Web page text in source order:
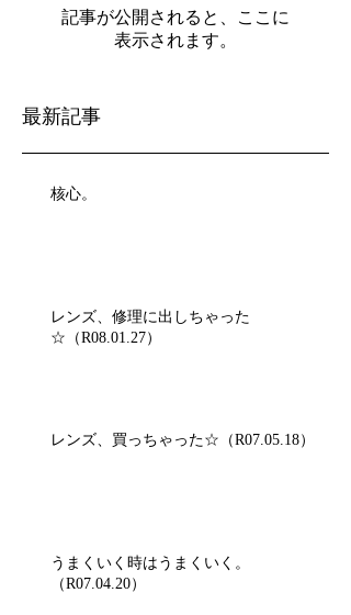
記事が公開されると、ここに
表示されます。
最新記事
核心。
レンズ、修理に出しちゃった
☆（R08.01.27）
レンズ、買っちゃった☆（R07.05.18）
うまくいく時はうまくいく。
（R07.04.20）